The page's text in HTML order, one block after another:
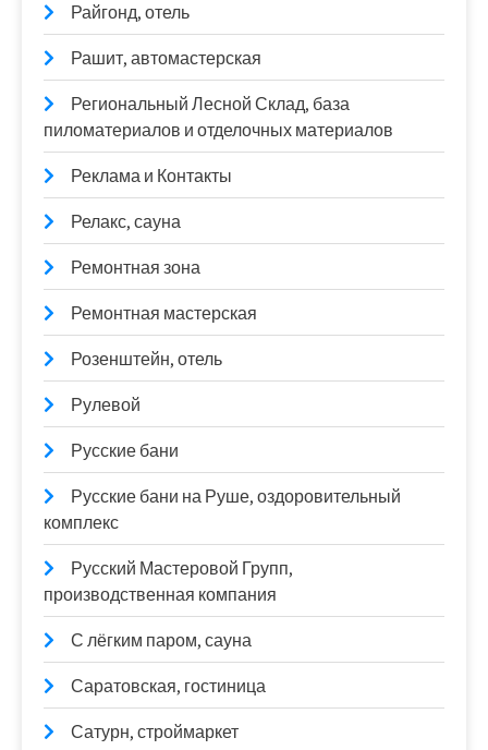
Райгонд, отель
Рашит, автомастерская
Региональный Лесной Склад, база
пиломатериалов и отделочных материалов
Реклама и Контакты
Релакс, сауна
Ремонтная зона
Ремонтная мастерская
Розенштейн, отель
Рулевой
Русские бани
Русские бани на Руше, оздоровительный
комплекс
Русский Мастеровой Групп,
производственная компания
С лёгким паром, сауна
Саратовская, гостиница
Сатурн, строймаркет